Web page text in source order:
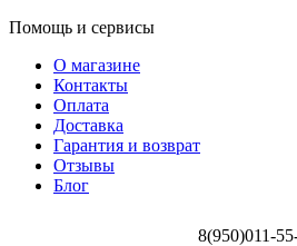
Помощь и сервисы
О магазине
Контакты
Оплата
Доставка
Гарантия и возврат
Отзывы
Блог
8(950)011-